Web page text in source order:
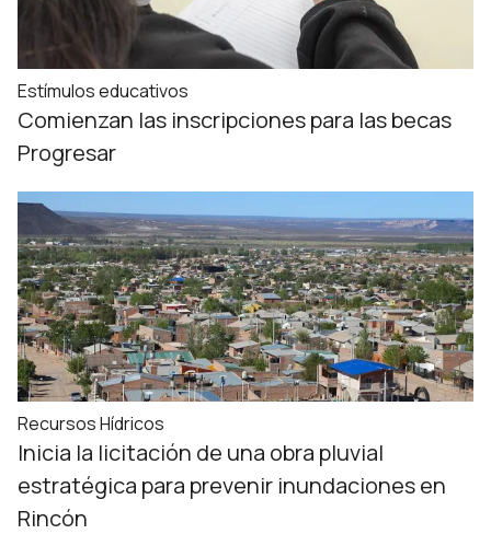
Estímulos educativos
Comienzan las inscripciones para las becas
Progresar
Recursos Hídricos
Inicia la licitación de una obra pluvial
estratégica para prevenir inundaciones en
Rincón